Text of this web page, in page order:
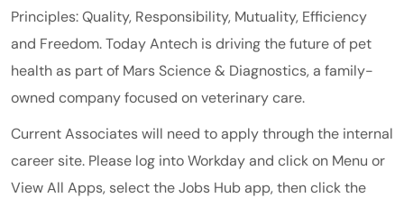
Principles: Quality, Responsibility, Mutuality, Efficiency
and Freedom. Today Antech is driving the future of pet
health as part of MarsScience & Diagnostics, a family-
owned company focused on veterinary care.
Current Associates will need to apply through the internal
career site. Please log into Workday and click on Menu or
View All Apps, select the Jobs Hub app, then click the